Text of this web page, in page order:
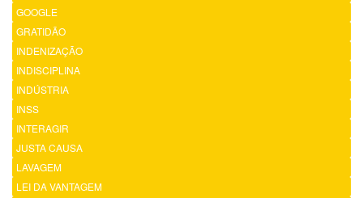
GOOGLE
GRATIDÃO
INDENIZAÇÃO
INDISCIPLINA
INDÚSTRIA
INSS
INTERAGIR
JUSTA CAUSA
LAVAGEM
LEI DA VANTAGEM